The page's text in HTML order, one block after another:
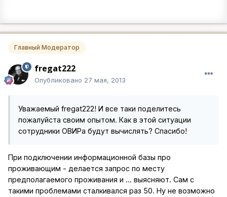
Главный Модератор
fregat222
Опубликовано 27 мая, 2013
Уважаемый fregat222! И все таки поделитесь
пожалуйста своим опытом. Как в этой ситуации
сотрудники ОВИРа будут вычислять? Спасибо!
При подключении информационной базы про
проживающим - делается запрос по месту
предполагаемого проживания и ... выясняют. Сам с
такими проблемами сталкивался раз 50. Ну не возможно